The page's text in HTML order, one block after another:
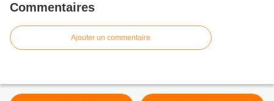
Commentaires
Ajouter un commentaire